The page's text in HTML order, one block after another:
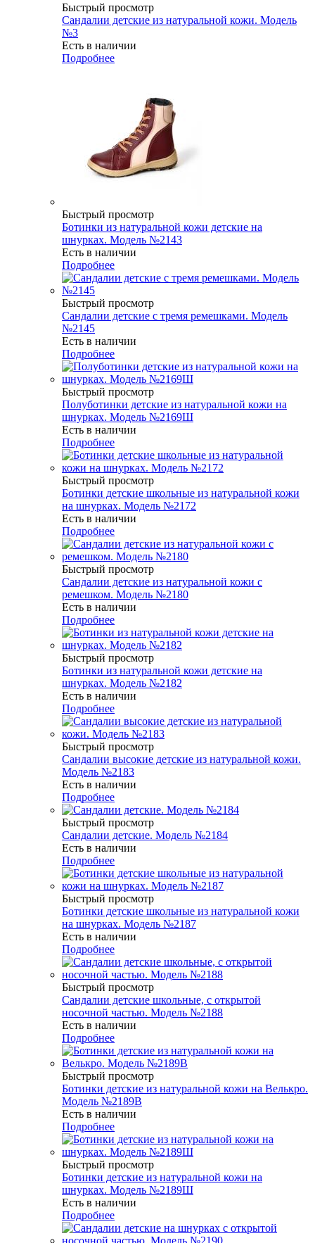
Быстрый просмотр
Сандалии детские из натуральной кожи. Модель
№3
Есть в наличии
Подробнее
Быстрый просмотр
Ботинки из натуральной кожи детские на
шнурках. Модель №2143
Есть в наличии
Подробнее
Быстрый просмотр
Сандалии детские с тремя ремешками. Модель
№2145
Есть в наличии
Подробнее
Быстрый просмотр
Полуботинки детские из натуральной кожи на
шнурках. Модель №2169Ш
Есть в наличии
Подробнее
Быстрый просмотр
Ботинки детские школьные из натуральной кожи
на шнурках. Модель №2172
Есть в наличии
Подробнее
Быстрый просмотр
Сандалии детские из натуральной кожи с
ремешком. Модель №2180
Есть в наличии
Подробнее
Быстрый просмотр
Ботинки из натуральной кожи детские на
шнурках. Модель №2182
Есть в наличии
Подробнее
Быстрый просмотр
Сандалии высокие детские из натуральной кожи.
Модель №2183
Есть в наличии
Подробнее
Быстрый просмотр
Сандалии детские. Модель №2184
Есть в наличии
Подробнее
Быстрый просмотр
Ботинки детские школьные из натуральной кожи
на шнурках. Модель №2187
Есть в наличии
Подробнее
Быстрый просмотр
Сандалии детские школьные, с открытой
носочной частью. Модель №2188
Есть в наличии
Подробнее
Быстрый просмотр
Ботинки детские из натуральной кожи на Велькро.
Модель №2189В
Есть в наличии
Подробнее
Быстрый просмотр
Ботинки детские из натуральной кожи на
шнурках. Модель №2189Ш
Есть в наличии
Подробнее